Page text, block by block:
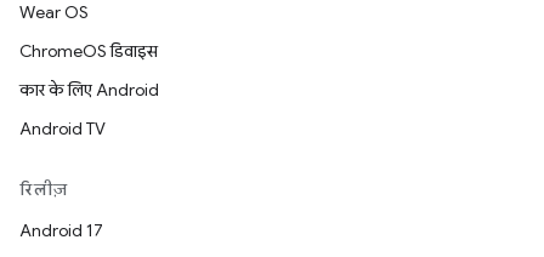
Wear OS
ChromeOS डिवाइस
कार के लिए Android
Android TV
रिलीज़
Android 17